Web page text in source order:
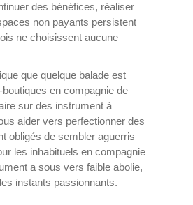
des bénéfices, réaliser
non payants persistent
ne choisissent aucune
que quelque balade est
en compagnie de
sur des instrument à
aider vers perfectionner des
obligés de sembler aguerris
les inhabituels en compagnie
a sous vers faible abolie,
instants passionnants.